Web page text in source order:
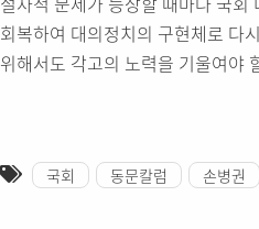
회복하여 대의정치의 구현체로 다
위해서도 각고의 노력을 기울여야
국회 동문칼럼 손병권